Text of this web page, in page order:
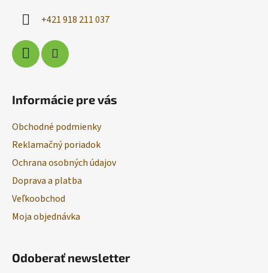
+421 918 211 037
Informácie pre vás
Obchodné podmienky
Reklamačný poriadok
Ochrana osobných údajov
Doprava a platba
Veľkoobchod
Moja objednávka
Odoberať newsletter